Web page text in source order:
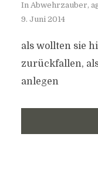
In Abwehrzauber,
9. Juni 2014
als wollten sie
zurückfallen,
anlegen